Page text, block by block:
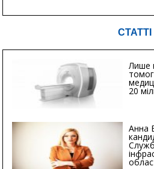
СТАТТІ
Лише
20
Анна